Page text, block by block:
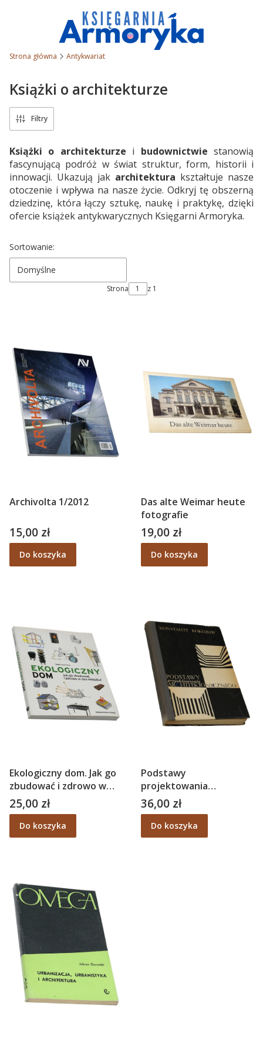
Strona główna Antykwariat
Książki o architekturze
Filtry
Książki o architekturze i budownictwie stanowią
fascynującą podróż w świat struktur, form, historii i
innowacji. Ukazują jak architektura kształtuje nasze
otoczenie i wpływa na nasze życie. Odkryj tę obszerną
dziedzinę, która łączy sztukę, naukę i praktykę, dzięki
ofercie książek antykwarycznych Księgarni Armoryka.
Lista produktów
Sortowanie:
Domyślne
Strona z 1
Archivolta 1/2012
Cena
15,00 zł
Do koszyka
Das alte Weimar heute
fotografie
Cena
19,00 zł
Do koszyka
Ekologiczny dom. Jak go
zbudować i zdrowo w
nim mieszkać – Sergi
Costa Duran
Cena
25,00 zł
Do koszyka
Podstawy
projektowania
architektonicznego –
Konstanty Kokozow
Cena
36,00 zł
Do koszyka